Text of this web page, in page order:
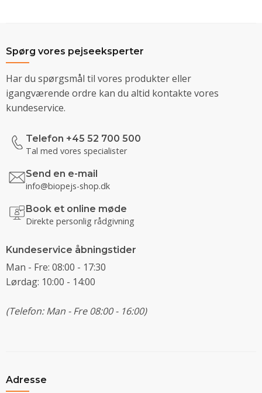
Spørg vores pejseeksperter
Har du spørgsmål til vores produkter eller
igangværende ordre kan du altid kontakte vores
kundeservice.
Telefon +45 52 700 500
Tal med vores specialister
Send en e-mail
info@biopejs-shop.dk
Book et online møde
Direkte personlig rådgivning
Kundeservice åbningstider
Man - Fre: 08:00 - 17:30
Lørdag: 10:00 - 14:00
(Telefon: Man - Fre 08:00 - 16:00)
Adresse